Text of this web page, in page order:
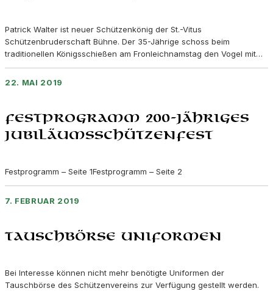
Patrick Walter ist neuer Schützenkönig der St.-Vitus
Schützenbruderschaft Bühne. Der 35-Jährige schoss beim
traditionellen Königsschießen am Fronleichnamstag den Vogel mit…
22. MAI 2019
Festprogramm 200-jähriges
Jubiläumsschützenfest
Festprogramm – Seite 1Festprogramm – Seite 2
7. FEBRUAR 2019
Tauschbörse Uniformen
Bei Interesse können nicht mehr benötigte Uniformen der
Tauschbörse des Schützenvereins zur Verfügung gestellt werden.